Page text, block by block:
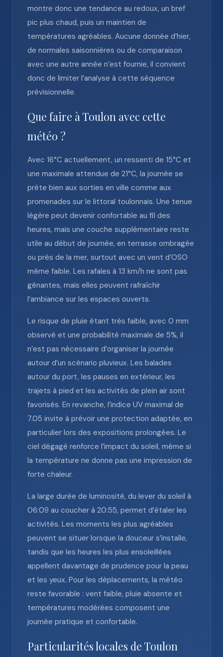
montre donc une tendance au redoux, un bref
pic plus chaud, puis un maintien de
températures agréables. Aucune donnée d’hier,
de normales saisonnières ou de comparaison
avec une autre année n’est fournie, il convient
donc de limiter l’analyse à cette séquence
prévisionnelle.
Que faire à Toulon avec cette
météo ?
Avec 16°C actuellement, un ressenti de 15°C et
une maximale attendue de 21°C, la journée se
prête bien aux sorties en ville comme aux
promenades sur le littoral toulonnais. Une tenue
légère peut devenir confortable au fil des
heures, mais une couche supplémentaire reste
utile au début de journée, en terrasse ombragée
ou près de la mer, surtout avec un vent d’OSO
même faible. Les rafales à 13 km/h ne sont pas
gênantes, mais elles peuvent rafraîchir
l’ambiance sur les espaces ouverts.
Le risque de pluie étant très faible, avec 0 mm
observé et une probabilité maximale de 5%, il
n’est pas nécessaire d’organiser la journée
autour d’un scénario pluvieux. Les balades
autour du port, les pauses en extérieur, les
trajets à pied et les activités de plein air sont
favorisés. En revanche, l’indice UV maximal de
7.05 invite à prévoir une protection adaptée, en
particulier lors des expositions prolongées. Le
ciel dégagé renforce l’impact du soleil, même si
la température ne donne pas une impression de
forte chaleur.
La large durée de luminosité, du lever du soleil à
06:09 au coucher à 20:55, permet d’étaler les
activités. Les moments les plus agréables
peuvent se situer lorsque la douceur s’installe,
tandis que les heures les plus ensoleillées
appellent davantage de prudence pour la peau
et les yeux. Pour les déplacements, la météo
reste favorable : vent faible, pluie absente et
températures modérées composent une
journée pratique et confortable.
Particularités locales de Toulon